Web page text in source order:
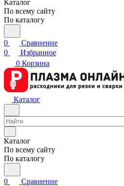
Каталог
По всему сайту
По каталогу
0
Сравнение
0
Избранное
0 Корзина
Каталог
Каталог
По всему сайту
По каталогу
0
Сравнение